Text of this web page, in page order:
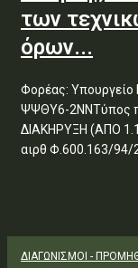
των
όρων...
Φορέας:
ΨΨΘΥ6-2ΝΝΤύπος
ΔΙΑΚΗΡΥΞΗ (ΑΠΟ
αιρθ Φ.600.163/94/
ΔΙΑΓΩΝΙΣΜΟΊ -